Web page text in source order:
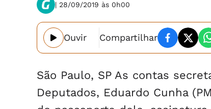
| 28/09/2019 às 0h00
Ouvir Compartilhar
São Paulo, SP As contas
Deputados, Eduardo Cunha